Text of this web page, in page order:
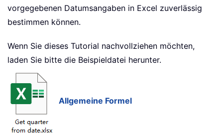
vorgegebenen Datumsangaben in Excel zuverlässig
bestimmen können.
Wenn Sie dieses Tutorial nachvollziehen möchten,
laden Sie bitte die Beispieldatei herunter.
Allgemeine Formel